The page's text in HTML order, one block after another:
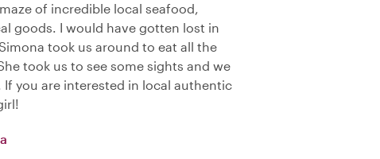
of incredible local seafood,
goods. I would have gotten lost in
took us around to eat all the
took us to see some sights and we
you are interested in local authentic